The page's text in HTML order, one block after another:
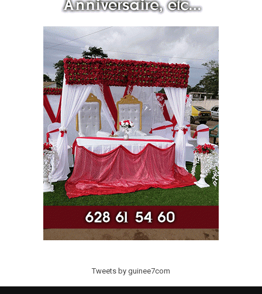
Tweets by guinee7com